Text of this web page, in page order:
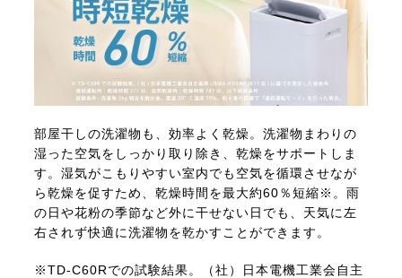
部屋干しの洗濯物も、効率よく乾燥。洗濯物まわりの
湿った空気をしっかり取り除き、乾燥をサポートしま
す。湿気がこもりやすい室内でも空気を循環させなが
ら乾燥を促すため、乾燥時間を最大約60％短縮※。雨
の日や花粉の季節など外に干せない日でも、天気に左
右されず快適に洗濯物を乾かすことができます。
※TD-C60Rでの試験結果。（社）日本電機工業会自主